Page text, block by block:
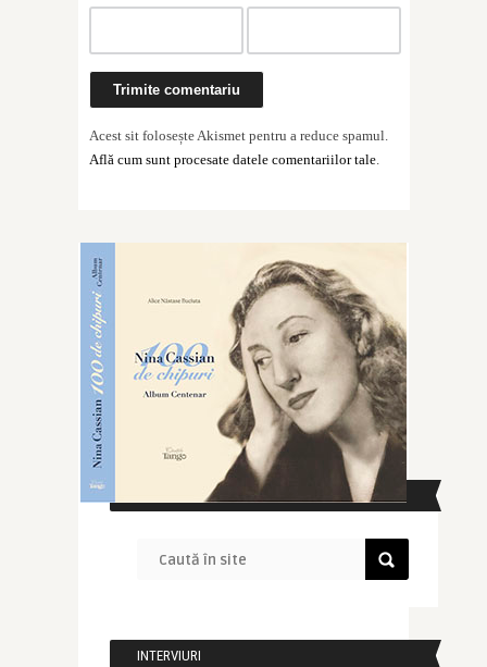
Acest sit folosește Akismet pentru a reduce spamul.
Află cum sunt procesate datele comentariilor tale.
CAUTĂ ÎN SITE
INTERVIURI